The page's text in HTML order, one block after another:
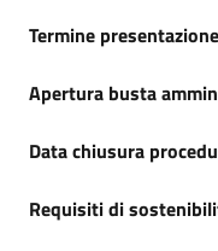
Termine
Apertura busta
Data chiusura
Requisiti di